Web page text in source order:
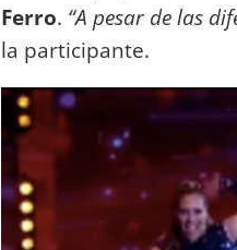
Ferro. “A pesar de las
la participante.